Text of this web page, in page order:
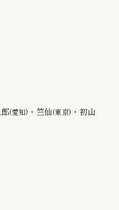
(愛知) ・ 竺仙(東京) ・初山